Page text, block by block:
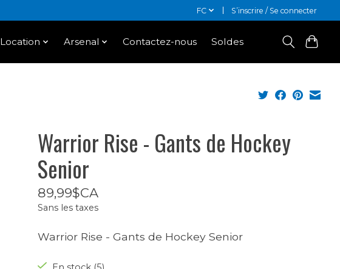
FC S’inscrire / Se connecter
Location Arsenal Contactez-nous Soldes
Warrior Rise - Gants de Hockey
Senior
89,99$CA
Sans les taxes
Warrior Rise - Gants de Hockey Senior